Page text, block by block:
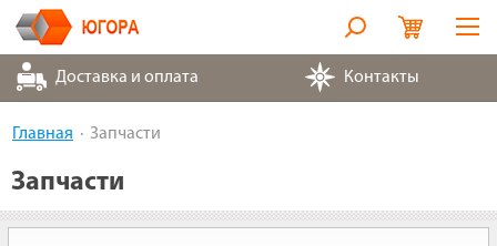
Оборудование
Контакты
Доставка и оплата Контакты
Главная Запчасти
Запчасти